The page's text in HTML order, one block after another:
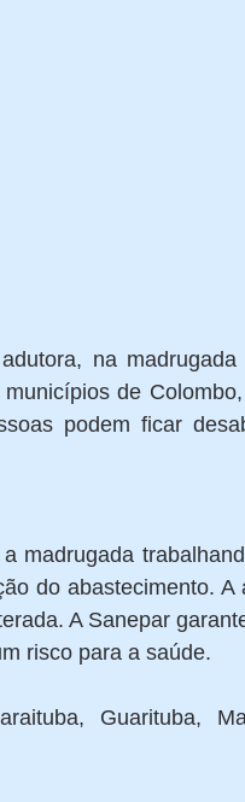
na madrugada
de Colombo,
podem ficar
madrugada
do abastecimento. A
A Sanepar
risco para a saúde.
Guarituba,